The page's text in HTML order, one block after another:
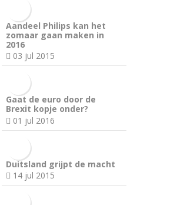
Aandeel Philips kan het
zomaar gaan maken in
2016
03 jul 2015
Gaat de euro door de
Brexit kopje onder?
01 jul 2016
Duitsland grijpt de macht
14 jul 2015